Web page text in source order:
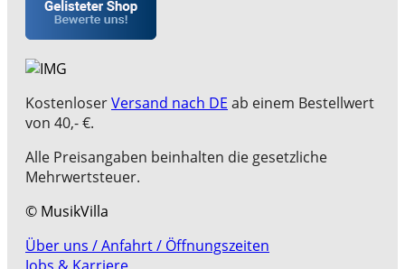
KostenloserVersand nach DE ab einem Bestellwert
von 40,- €.
Alle Preisangaben beinhalten die gesetzliche
Mehrwertsteuer.
© MusikVilla
Über uns / Anfahrt / Öffnungszeiten